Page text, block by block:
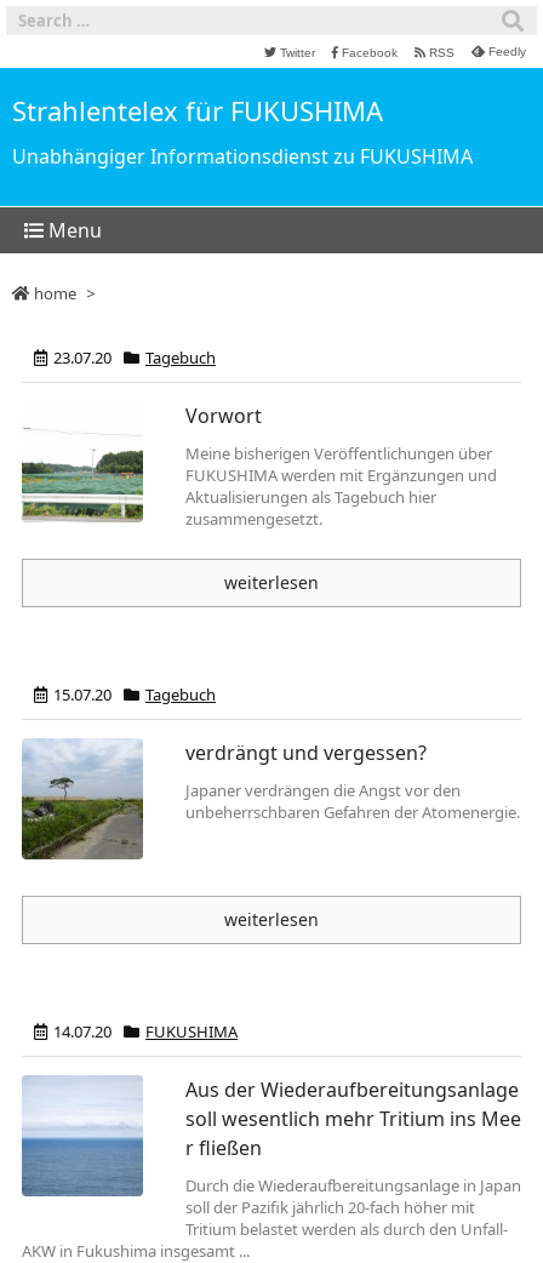
Strahlentelex für FUKUSHIMA
Unabhängiger Informationsdienst zu FUKUSHIMA
Menu
Twitter Facebook RSS Feedly
home >
23.07.20 Tagebuch
Vorwort
Meine bisherigen Veröffentlichungen über
FUKUSHIMA werden mit Ergänzungen und
Aktualisierungen als Tagebuch hier
zusammengesetzt.
weiterlesen
15.07.20 Tagebuch
verdrängt und vergessen?
Japaner verdrängen die Angst vor den
unbeherrschbaren Gefahren der Atomenergie.
weiterlesen
14.07.20 FUKUSHIMA
Aus der Wiederaufbereitungsanlage
soll wesentlich mehr Tritium ins Mee
r fließen
Durch die Wiederaufbereitungsanlage in Japan
soll der Pazifik jährlich 20-fach höher mit
Tritium belastet werden als durch den Unfall-
AKW in Fukushima insgesamt ...